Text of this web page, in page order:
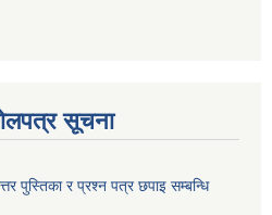
सूचना
पुस्तिका र प्रश्न पत्र छपाइ सम्बन्धि